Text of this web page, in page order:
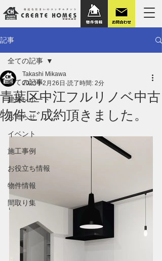
記事
全ての記事
建築レポート
お知らせ
イベント
施工事例
お役立ち情報
物件情報
間取り集
全ての記事
青葉区中江フルリノベ中古
物件ご成約頂きました。
Takashi Mikawa
2023年2月26日 読了時間: 2分